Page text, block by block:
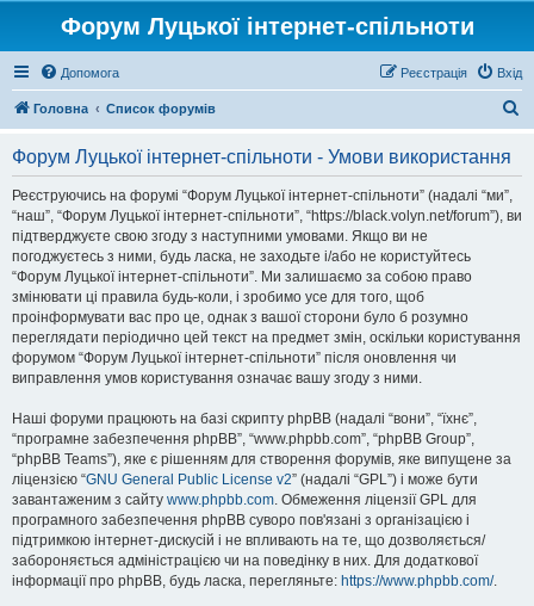
Форум Луцької інтернет-спільноти
Допомога Вхід
Реєстрація
Головна Список форумів
Форум Луцької інтернет-спільноти - Умови використання
Реєструючись на форумі “Форум Луцької інтернет-спільноти” (надалі “ми”,
“наш”, “Форум Луцької інтернет-спільноти”, “https://black.volyn.net/forum”), ви
підтверджуєте свою згоду з наступними умовами. Якщо ви не
погоджуєтесь з ними, будь ласка, не заходьте і/або не користуйтесь
“Форум Луцької інтернет-спільноти”. Ми залишаємо за собою право
змінювати ці правила будь-коли, і зробимо усе для того, щоб
проінформувати вас про це, однак з вашої сторони було б розумно
переглядати періодично цей текст на предмет змін, оскільки користування
форумом “Форум Луцької інтернет-спільноти” після оновлення чи
виправлення умов користування означає вашу згоду з ними.
Наші форуми працюють на базі скрипту phpBB (надалі “вони”, “їхнє”,
“програмне забезпечення phpBB”, “www.phpbb.com”, “phpBB Group”,
“phpBB Teams”), яке є рішенням для створення форумів, яке випущене за
ліцензією “GNU General Public License v2” (надалі “GPL”) і може бути
завантаженим з сайту www.phpbb.com. Обмеження ліцензії GPL для
програмного забезпечення phpBB суворо пов'язані з організацією і
підтримкою інтернет-дискусій і не впливають на те, що дозволяється/
забороняється адміністрацією чи на поведінку в них. Для додаткової
інформації про phpBB, будь ласка, перегляньте: https://www.phpbb.com/.